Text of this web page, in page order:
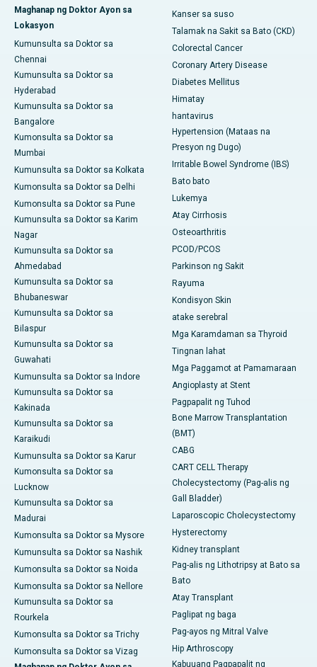
Maghanap ng Doktor Ayon sa
Lokasyon
Kumunsulta sa Doktor sa
Chennai
Kumunsulta sa Doktor sa
Hyderabad
Kumunsulta sa Doktor sa
Bangalore
Kumonsulta sa Doktor sa
Mumbai
Kumunsulta sa Doktor sa Kolkata
Kumonsulta sa Doktor sa Delhi
Kumonsulta sa Doktor sa Pune
Kumunsulta sa Doktor sa Karim
Nagar
Kumunsulta sa Doktor sa
Ahmedabad
Kumunsulta sa Doktor sa
Bhubaneswar
Kumunsulta sa Doktor sa
Bilaspur
Kumunsulta sa Doktor sa
Guwahati
Kumunsulta sa Doktor sa Indore
Kumunsulta sa Doktor sa
Kakinada
Kumunsulta sa Doktor sa
Karaikudi
Kumunsulta sa Doktor sa Karur
Kumonsulta sa Doktor sa
Lucknow
Kumunsulta sa Doktor sa
Madurai
Kumonsulta sa Doktor sa Mysore
Kumunsulta sa Doktor sa Nashik
Kumonsulta sa Doktor sa Noida
Kumonsulta sa Doktor sa Nellore
Kumunsulta sa Doktor sa
Rourkela
Kumonsulta sa Doktor sa Trichy
Kumonsulta sa Doktor sa Vizag
Kanser sa suso
Talamak na Sakit sa Bato (CKD)
Colorectal Cancer
Coronary Artery Disease
Diabetes Mellitus
Himatay
hantavirus
Hypertension (Mataas na
Presyon ng Dugo)
Irritable Bowel Syndrome (IBS)
Bato bato
Lukemya
Atay Cirrhosis
Osteoarthritis
PCOD/PCOS
Parkinson ng Sakit
Rayuma
Kondisyon Skin
atake serebral
Mga Karamdaman sa Thyroid
Tingnan lahat
Mga Paggamot at Pamamaraan
Angioplasty at Stent
Pagpapalit ng Tuhod
Bone Marrow Transplantation
(BMT)
CABG
CART CELL Therapy
Cholecystectomy (Pag-alis ng
Gall Bladder)
Laparoscopic Cholecystectomy
Hysterectomy
Kidney transplant
Pag-alis ng Lithotripsy at Bato sa
Bato
Atay Transplant
Paglipat ng baga
Pag-ayos ng Mitral Valve
Hip Arthroscopy
Kabuuang Pagpapalit ng